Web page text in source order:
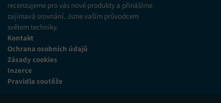
recenzujeme pro vás nové produkty a přinášíme
zajímavá srovnání. Jsme vaším průvodcem
světem techniky.
Kontakt
Ochrana osobních údajů
Zásady cookies
Inzerce
Pravidla soutěže